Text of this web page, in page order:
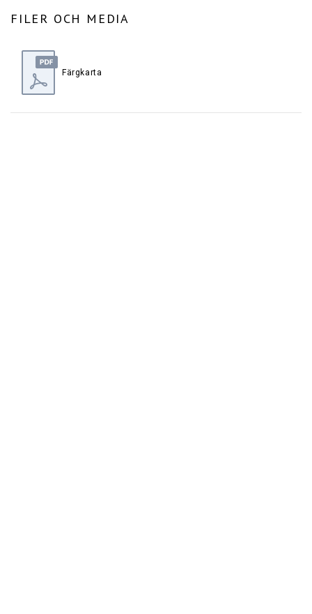
FILER OCH MEDIA
Färgkarta